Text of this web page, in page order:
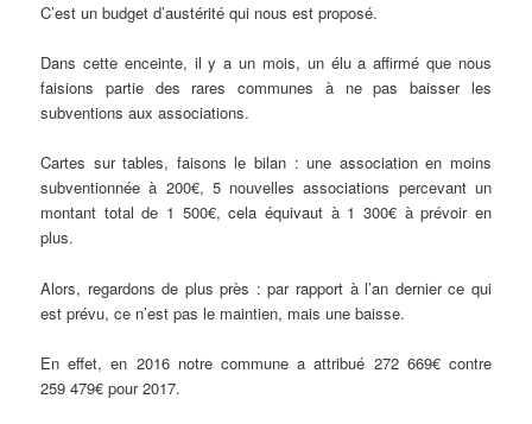
C’est un budget d’austérité qui nous est proposé.
Dans cette enceinte, il y a un mois, un élu a affirmé que nous
faisions partie des rares communes à ne pas baisser les
subventions aux associations.
Cartes sur tables, faisons le bilan : une association en moins
subventionnée à 200€, 5 nouvelles associations percevant un
montant total de 1 500€, cela équivaut à 1 300€ à prévoir en
plus.
Alors, regardons de plus près : par rapport à l’an dernier ce qui
est prévu, ce n’est pas le maintien, mais une baisse.
En effet, en 2016 notre commune a attribué 272 669€ contre
259 479€ pour 2017.